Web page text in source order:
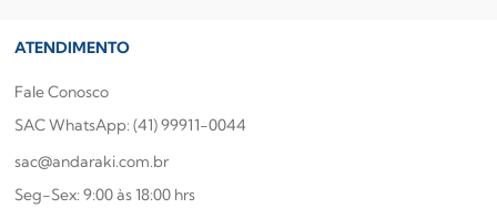
ATENDIMENTO
Fale Conosco
SAC WhatsApp: (41) 99911-0044
sac@andaraki.com.br
Seg-Sex: 9:00 às 18:00 hrs